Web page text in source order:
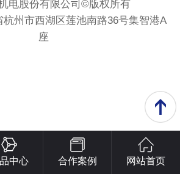
电股份有限公司©版权所有
州市西湖区莲池南路36号集智港A
座
中心 合作案例 网站首页